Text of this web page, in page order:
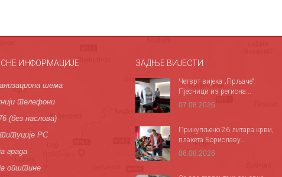
ИНФОРМАЦИЈЕ
шема
телефони
(без наслова)
РС
града
општине
ЗАДЊЕ ВИЈЕСТИ
Четврт вијека „Прљаче“:
Пјесници из региона...
07.08.2026
Прикупљено 26 литара крви,
плакета Бориславу...
06.08.2026